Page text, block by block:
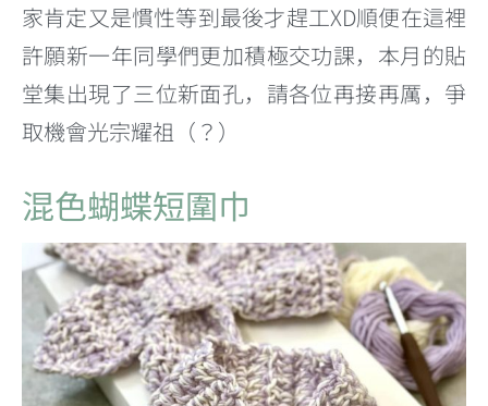
家肯定又是慣性等到最後才趕工XD順便在這裡
許願新一年同學們更加積極交功課，本月的貼
堂集出現了三位新面孔，請各位再接再厲，爭
取機會光宗耀祖（？）
混色蝴蝶短圍巾